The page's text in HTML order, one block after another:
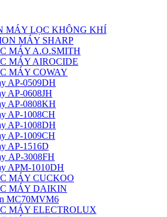
MÁY LỌC KHÔNG KHÍ
MÁY SHARP
MÁY A.O.SMITH
MÁY AIROCIDE
MÁY COWAY
AP-0509DH
AP-0608JH
AP-0808KH
AP-1008CH
AP-1008DH
AP-1009CH
AP-1516D
AP-3008FH
APM-1010DH
MÁY CUCKOO
MÁY DAIKIN
MC70MVM6
MÁY ELECTROLUX